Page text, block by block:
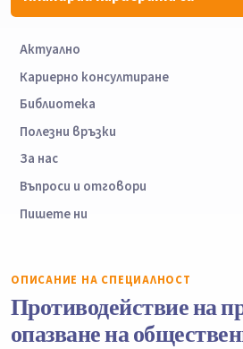
Актуално
Кариерно консултиране
Библиотека
Полезни връзки
За нас
Въпроси и отговори
Пишете ни
ОПИСАНИЕ НА СПЕЦИАЛНОСТ
Противодействие на
опазване на